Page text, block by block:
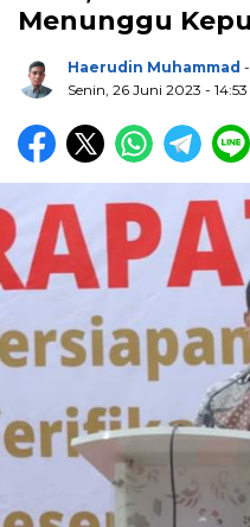
Menunggu
Haerudin Muhammad
Senin, 26 Juni 2023 -